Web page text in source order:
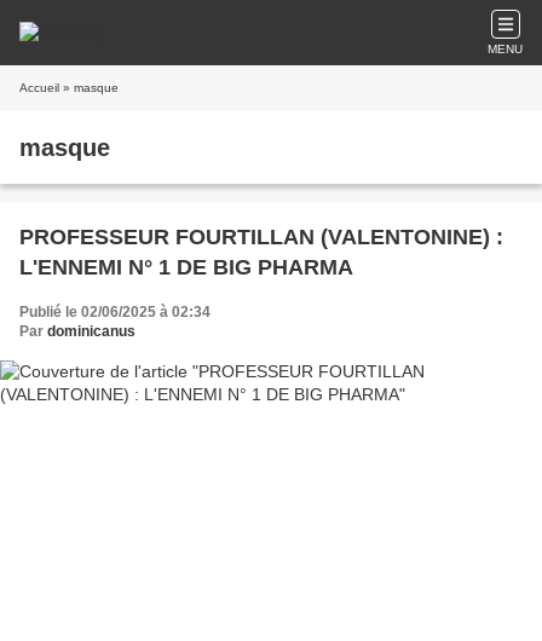
MENU
Accueil » masque
masque
PROFESSEUR FOURTILLAN (VALENTONINE) :
L'ENNEMI N° 1 DE BIG PHARMA
Publié le 02/06/2025 à 02:34
Par dominicanus